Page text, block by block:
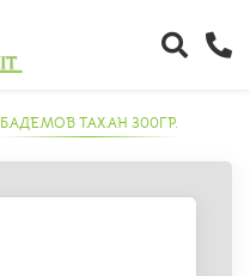
БАДЕМОВ ТАХАН 300ГР.